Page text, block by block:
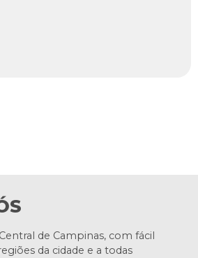
de Campinas, com fácil
da cidade e a todas